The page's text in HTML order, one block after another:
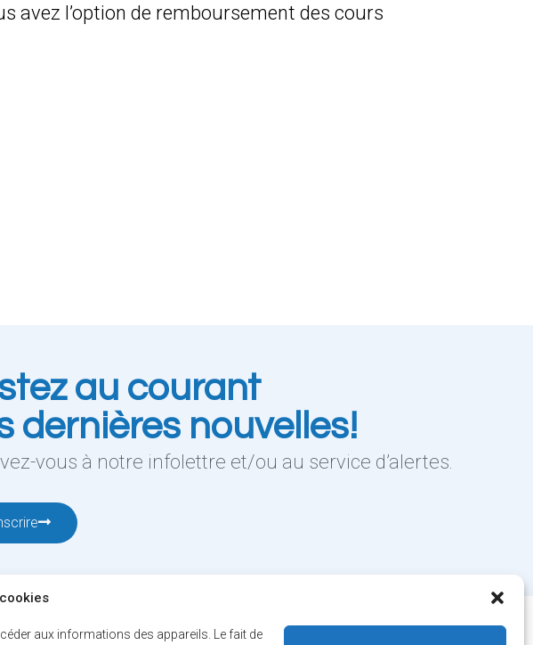
aux informations des appareils. Le fait de
avez l’option de remboursement des cours
au courant
dernières nouvelles!
vous à notre infolettre et/ou au service d’alertes.
12001, boul. De Salaberry, Dollard-des-Ormeaux , Québec, H9B 2A7